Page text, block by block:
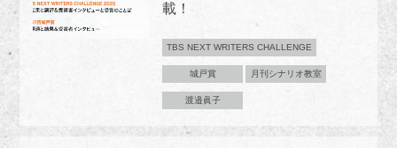
載！
TBS NEXT WRITERS CHALLENGE
城戸賞 月刊シナリオ教室
渡邉眞子